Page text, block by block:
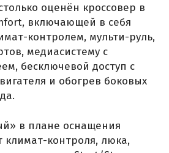
оценён кроссовер в
включающей в себя
контролем, мульти-руль,
медиасистему с
бесключевой доступ с
и обогрев боковых
в плане оснащения
климат-контроля, люка,